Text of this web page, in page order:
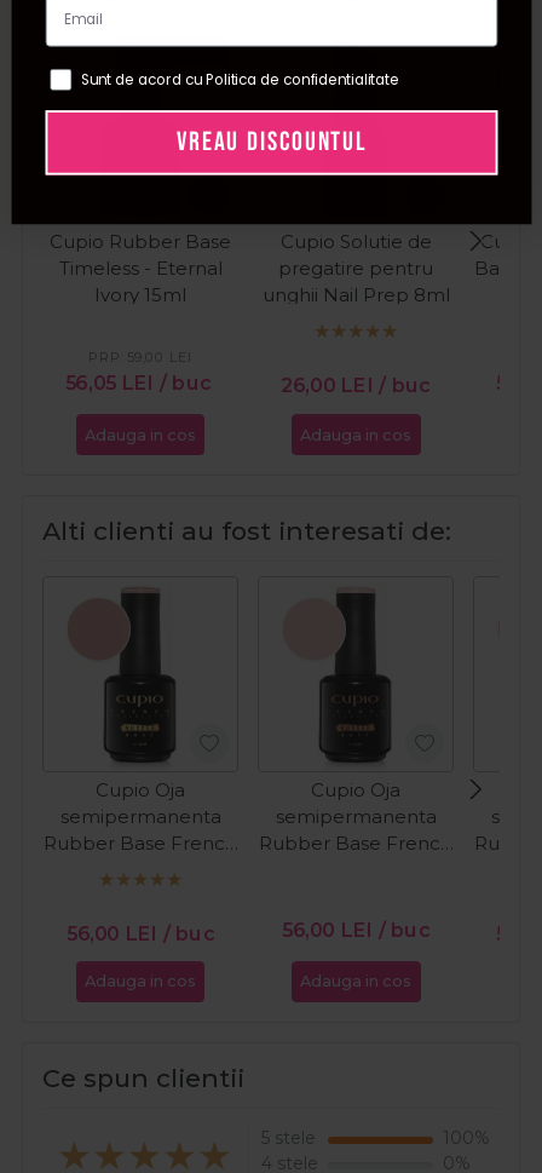
Pret special
Cupio Rubber Base
Timeless - Eternal
Ivory 15ml
56,05 LEI / buc
PRP: 59,00 LEI
Adauga in cos
Cupio Solutie de
pregatire pentru
unghii Nail Prep 8ml
26,00 LEI / buc
Adauga in cos
Cupio
Baby
Alti clienti au fost interesati de:
Cupio Oja
semipermanenta
Rubber Base French
Collection - Soft
56,00 LEI / buc
Adauga in cos
Cupio Oja
semipermanenta
Rubber Base French
56,00 LEI / buc
Adauga in cos
Ce spun clientii
5 stele
100%
4 stele
0%
Sunt de acord cu Politica de confidentialitate
VREAU DISCOUNTUL